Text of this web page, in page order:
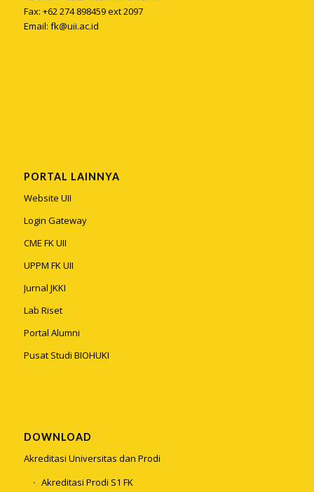
Fax: +62 274 898459 ext 2097
Email: fk@uii.ac.id
PORTAL LAINNYA
Website UII
Login Gateway
CME FK UII
UPPM FK UII
Jurnal JKKI
Lab Riset
Portal Alumni
Pusat Studi BIOHUKI
DOWNLOAD
Akreditasi Universitas dan Prodi
Akreditasi Prodi S1 FK